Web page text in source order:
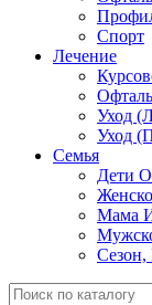
Спорт
Лечение
Уход
Уход
Семья
Дети
Мама
Сезон,